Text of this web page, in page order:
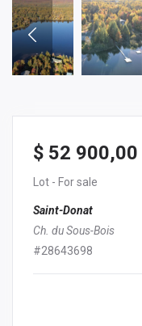
$ 52 900,00
Lot - For sale
Saint-Donat
Ch. du Sous-Bois
#28643698